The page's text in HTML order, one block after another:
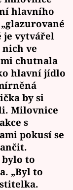
hlavního
je vytvářel
nich ve
chutnala
hlavní jídlo
by si
Milovnice
s
pokusí se
bylo to
„Byl to